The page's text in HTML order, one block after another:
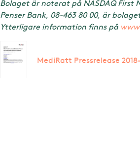
Bolaget är noterat på NASDAQ First
Penser Bank, 08-463 80 00, är
Ytterligare information finns på
MediRatt Pressrelease